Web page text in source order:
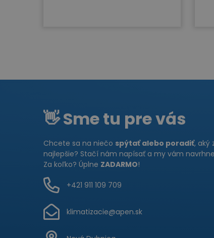
👋 Sme tu pre vás
Chcete sa na niečo spýtať alebo poradiť, aký
najlepšie? Stačí nám napísať a my vám
Za koľko? Úplne ZADARMO!
+421 911 109 709
klimatizacie@apen.sk